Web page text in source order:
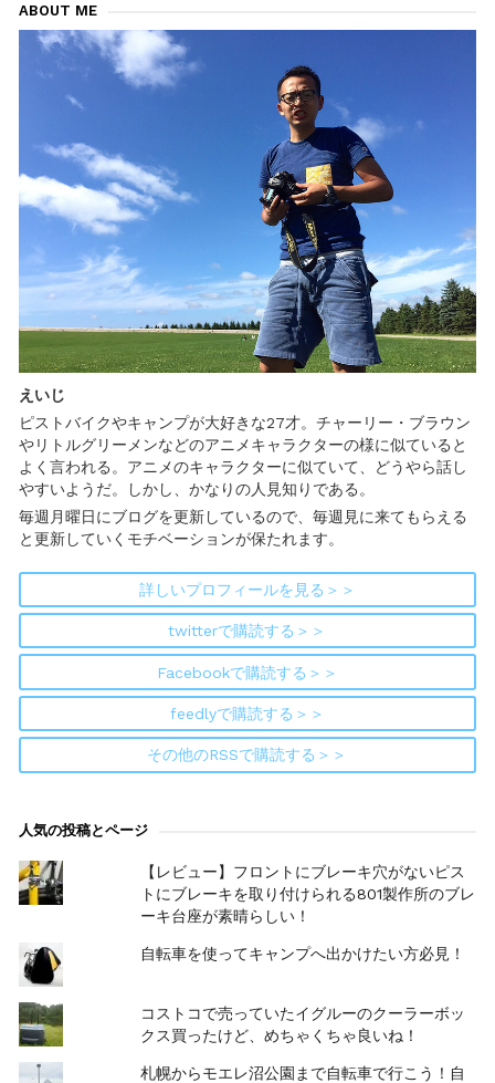
ABOUT ME
えいじ
ピストバイクやキャンプが大好きな27才。チャーリー・ブラウン
やリトルグリーメンなどのアニメキャラクターの様に似ていると
よく言われる。アニメのキャラクターに似ていて、どうやら話し
やすいようだ。しかし、かなりの人見知りである。
毎週月曜日にブログを更新しているので、毎週見に来てもらえる
と更新していくモチベーションが保たれます。
詳しいプロフィールを見る＞＞
twitterで購読する＞＞
Facebookで購読する＞＞
feedlyで購読する＞＞
その他のRSSで購読する＞＞
人気の投稿とページ
【レビュー】フロントにブレーキ穴がないピス
トにブレーキを取り付けられる801製作所のブレ
ーキ台座が素晴らしい！
自転車を使ってキャンプへ出かけたい方必見！
コストコで売っていたイグルーのクーラーボッ
クス買ったけど、めちゃくちゃ良いね！
札幌からモエレ沼公園まで自転車で行こう！自